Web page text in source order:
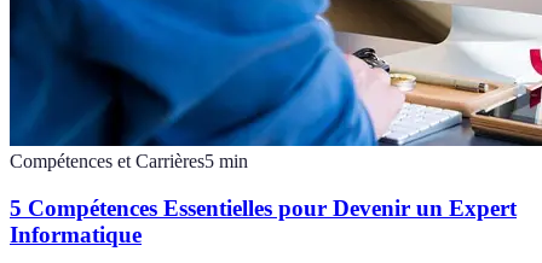
Compétences et Carrières5 min
5 Compétences Essentielles pour Devenir un Expert
Informatique